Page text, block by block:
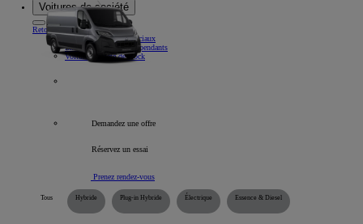
Voitures de société
RetourÉlément
Nos véhicules commerciaux
Informations pour indépendants
Voitures société de stock
Demandez une offre
Réservez un essai
Prenez rendez-vous
Tous Hybride Plug-in Hybride Électrique Essence & Diesel